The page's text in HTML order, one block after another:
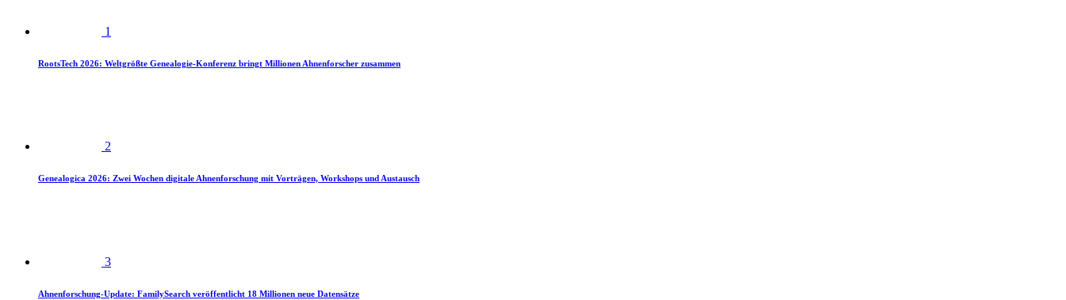
1
RootsTech 2026: Weltgrößte Genealogie-Konferenz bringt Millionen Ahnenforscher zusammen
2
Genealogica 2026: Zwei Wochen digitale Ahnenforschung mit Vorträgen, Workshops und Austausch
3
Ahnenforschung-Update: FamilySearch veröffentlicht 18 Millionen neue Datensätze